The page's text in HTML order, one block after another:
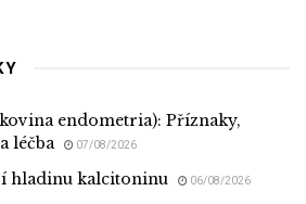
endometria): Příznaky,
léčba
07/08/2026
hladinu kalcitoninu 06/08/2026